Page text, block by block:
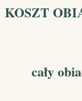
KOSZT
cały